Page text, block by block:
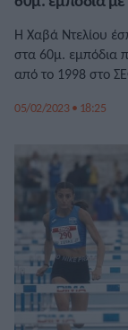
Η Χαβά Ντελίου
στα 60μ. εμπόδια
από το 1998 στο
05/02/2023 • 18:25